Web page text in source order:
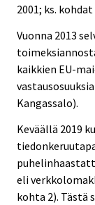
2001; ks. kohdat
Vuonna 2013
kaikkien EU-
Kangassalo).
Keväällä 2019
eli
kohta 2). Tästä